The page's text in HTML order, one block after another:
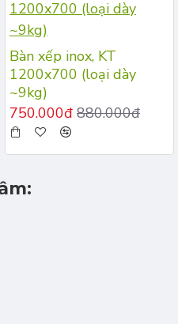
Bàn xếp inox, KT
1200x700 (loại dày
~9kg)
750.000đ 880.000đ